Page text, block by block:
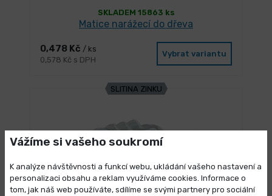
SKLADEM 15863 ks
Matice narážecí do dřeva
0,478 Kč / ks
0,578 Kč s DPH
Vybrat variantu
SLITINA ZINKU
Vážíme si vašeho soukromí
K analýze návštěvnosti a funkcí webu, ukládání vašeho nastavení a
personalizaci obsahu a reklam využíváme cookies. Informace o
tom, jak náš web používáte, sdílíme se svými partnery pro sociální